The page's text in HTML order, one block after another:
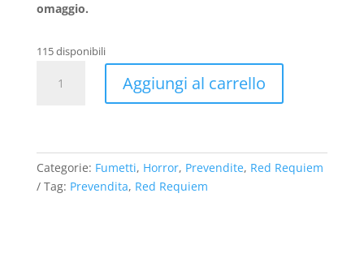
omaggio.
115 disponibili
Requiem
Aggiungi al carrello
Categorie: Fumetti, Horror, Prevendite, Red Requiem
Tag: Prevendita, Red Requiem